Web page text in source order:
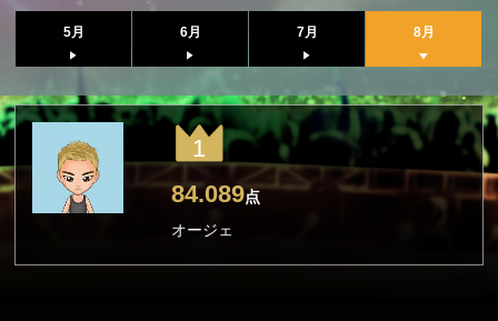
5月 6月 7月 8月
1
84.089点
オージェ